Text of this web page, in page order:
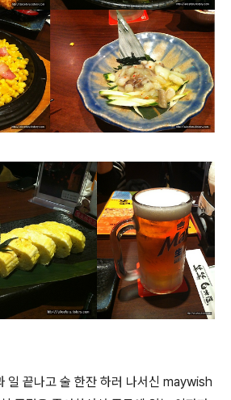
일 끝나고 술 한잔 하러 나서신 maywish